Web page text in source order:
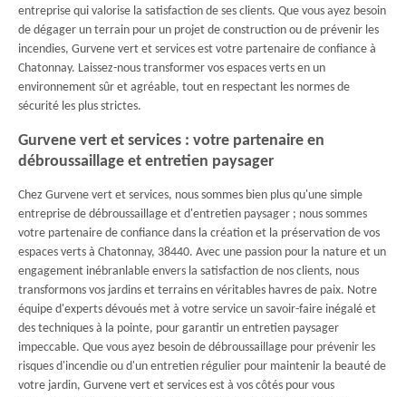
entreprise qui valorise la satisfaction de ses clients. Que vous ayez besoin
de dégager un terrain pour un projet de construction ou de prévenir les
incendies, Gurvene vert et services est votre partenaire de confiance à
Chatonnay. Laissez-nous transformer vos espaces verts en un
environnement sûr et agréable, tout en respectant les normes de
sécurité les plus strictes.
Gurvene vert et services : votre partenaire en
débroussaillage et entretien paysager
Chez Gurvene vert et services, nous sommes bien plus qu'une simple
entreprise de débroussaillage et d'entretien paysager ; nous sommes
votre partenaire de confiance dans la création et la préservation de vos
espaces verts à Chatonnay, 38440. Avec une passion pour la nature et un
engagement inébranlable envers la satisfaction de nos clients, nous
transformons vos jardins et terrains en véritables havres de paix. Notre
équipe d'experts dévoués met à votre service un savoir-faire inégalé et
des techniques à la pointe, pour garantir un entretien paysager
impeccable. Que vous ayez besoin de débroussaillage pour prévenir les
risques d'incendie ou d'un entretien régulier pour maintenir la beauté de
votre jardin, Gurvene vert et services est à vos côtés pour vous